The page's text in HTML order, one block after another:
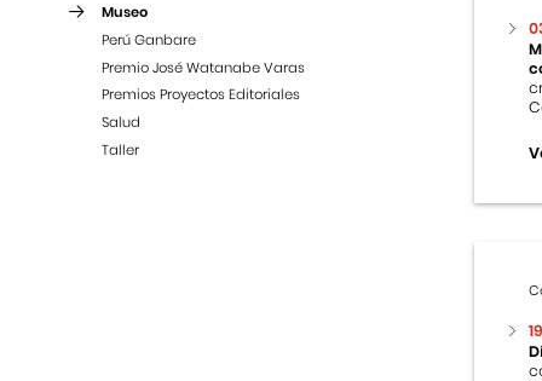
Museo
Perú Ganbare
Premio José Watanabe Varas
Premios Proyectos Editoriales
Salud
Taller